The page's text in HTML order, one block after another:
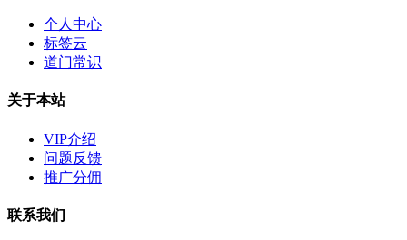
个人中心
标签云
道门常识
关于本站
VIP介绍
问题反馈
推广分佣
联系我们